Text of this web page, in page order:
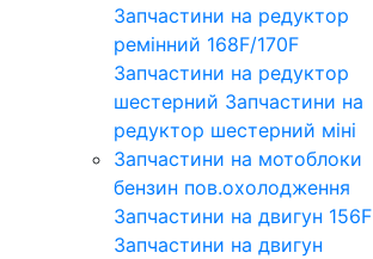
Запчастини на редуктор
ремінний 168F/170F
Запчастини на редуктор
шестерний Запчастини на
редуктор шестерний міні
Запчастини на мотоблоки
бензин пов.охолодження
Запчастини на двигун 156F
Запчастини на двигун